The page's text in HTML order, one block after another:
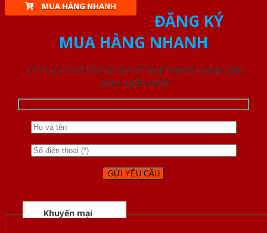
MUA HÀNG NHANH
ĐĂNG KÝ
MUA HÀNG NHANH
Chúng tôi sẽ liên lạc lại với quý khách trong thời
gian ngắn nhất
Khuyến mại